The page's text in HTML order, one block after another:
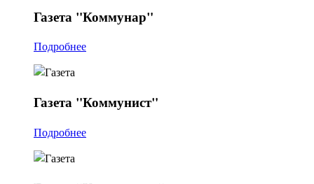
Газета "Коммунар"
Подробнее
Газета "Коммунист"
Подробнее